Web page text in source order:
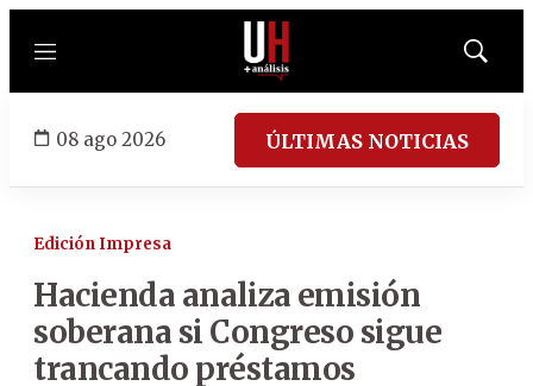
Menú
Mostrar
08 ago 2026 ÚLTIMAS NOTICIAS
Edición Impresa
Hacienda analiza emisión
soberana si Congreso sigue
trancando préstamos